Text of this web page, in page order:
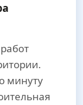
минуту